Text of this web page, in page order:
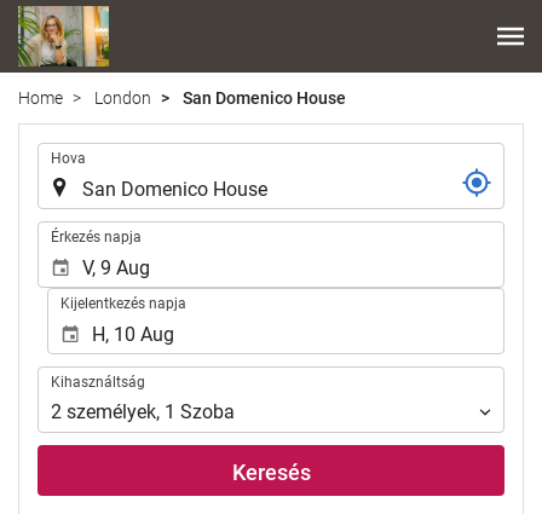
Home London San Domenico House
Hova
Érkezés napja
Kijelentkezés napja
Kihasználtság
Kihasználtság
2 személyek, 1 Szoba
Keresés